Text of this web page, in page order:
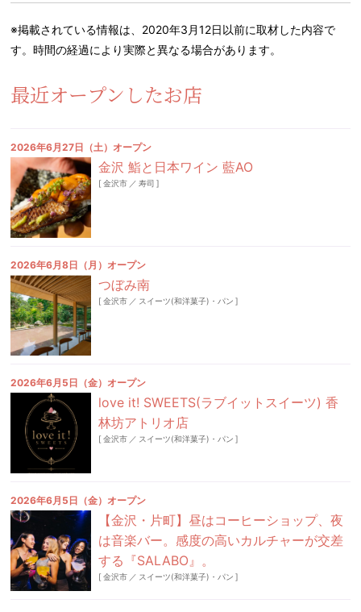
※掲載されている情報は、2020年3月12日以前に取材した内容で
す。時間の経過により実際と異なる場合があります。
最近オープンしたお店
2026年6月27日（土）オープン
金沢 鮨と日本ワイン 藍AO
[金沢市 ／ 寿司 ]
2026年6月8日（月）オープン
つぼみ南
[金沢市 ／ スイーツ(和洋菓子)・パン ]
2026年6月5日（金）オープン
love it! SWEETS(ラブイットスイーツ) 香
林坊アトリオ店
[金沢市 ／ スイーツ(和洋菓子)・パン ]
2026年6月5日（金）オープン
【金沢・片町】昼はコーヒーショップ、夜
は音楽バー。感度の高いカルチャーが交差
する『SALABO』。
[金沢市 ／ スイーツ(和洋菓子)・パン ]